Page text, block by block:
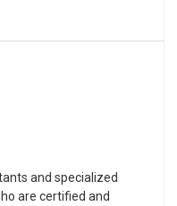
and specialized
are certified and